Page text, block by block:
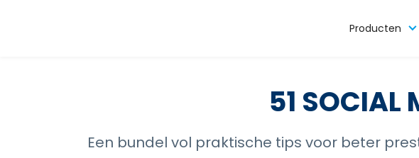
Producten
51 SOCIAL
Een bundel vol praktische tips voor beter